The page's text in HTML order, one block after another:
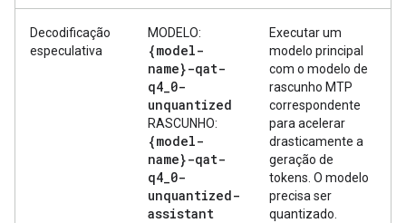
Decodificação
especulativa
MODELO:
{model-
name}-qat-
q4_0-
unquantized
RASCUNHO:
{model-
name}-qat-
q4_0-
unquantized-
assistant
Executar um
modelo principal
com o modelo de
rascunho MTP
correspondente
para acelerar
drasticamente a
geração de
tokens. O modelo
precisa ser
quantizado.